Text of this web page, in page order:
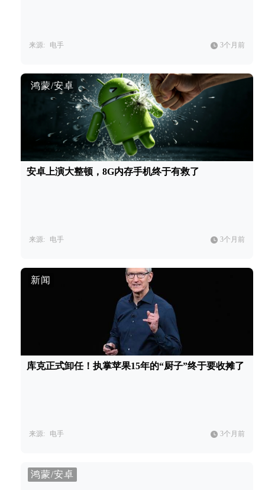
来源: 电手 3个月前
鸿蒙/安卓
安卓上演大整顿，8G内存手机终于有救了
来源: 电手 3个月前
新闻
库克正式卸任！执掌苹果15年的“厨子”终于要收摊了
来源: 电手 3个月前
鸿蒙/安卓